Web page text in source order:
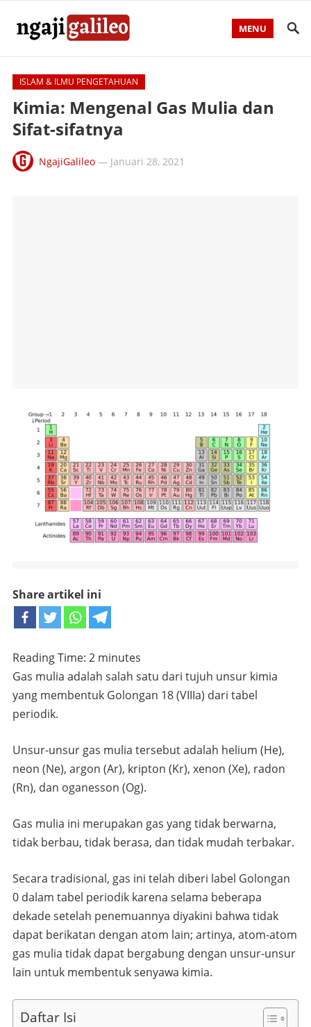
MENU
ISLAM & ILMU PENGETAHUAN
Kimia: Mengenal Gas Mulia dan
Sifat-sifatnya
NgajiGalileo— Januari 28, 2021
Share artikel ini
Reading Time: 2 minutes
Gas mulia adalah salah satu dari tujuh unsur kimia
yang membentuk Golongan 18 (VIIIa) dari tabel
periodik.
Unsur-unsur gas mulia tersebut adalah helium (He),
neon (Ne), argon (Ar), kripton (Kr), xenon (Xe), radon
(Rn), dan oganesson (Og).
Gas mulia ini merupakan gas yang tidak berwarna,
tidak berbau, tidak berasa, dan tidak mudah terbakar.
Secara tradisional, gas ini telah diberi label Golongan
0 dalam tabel periodik karena selama beberapa
dekade setelah penemuannya diyakini bahwa tidak
dapat berikatan dengan atom lain; artinya, atom-atom
gas mulia tidak dapat bergabung dengan unsur-unsur
lain untuk membentuk senyawa kimia.
Daftar Isi